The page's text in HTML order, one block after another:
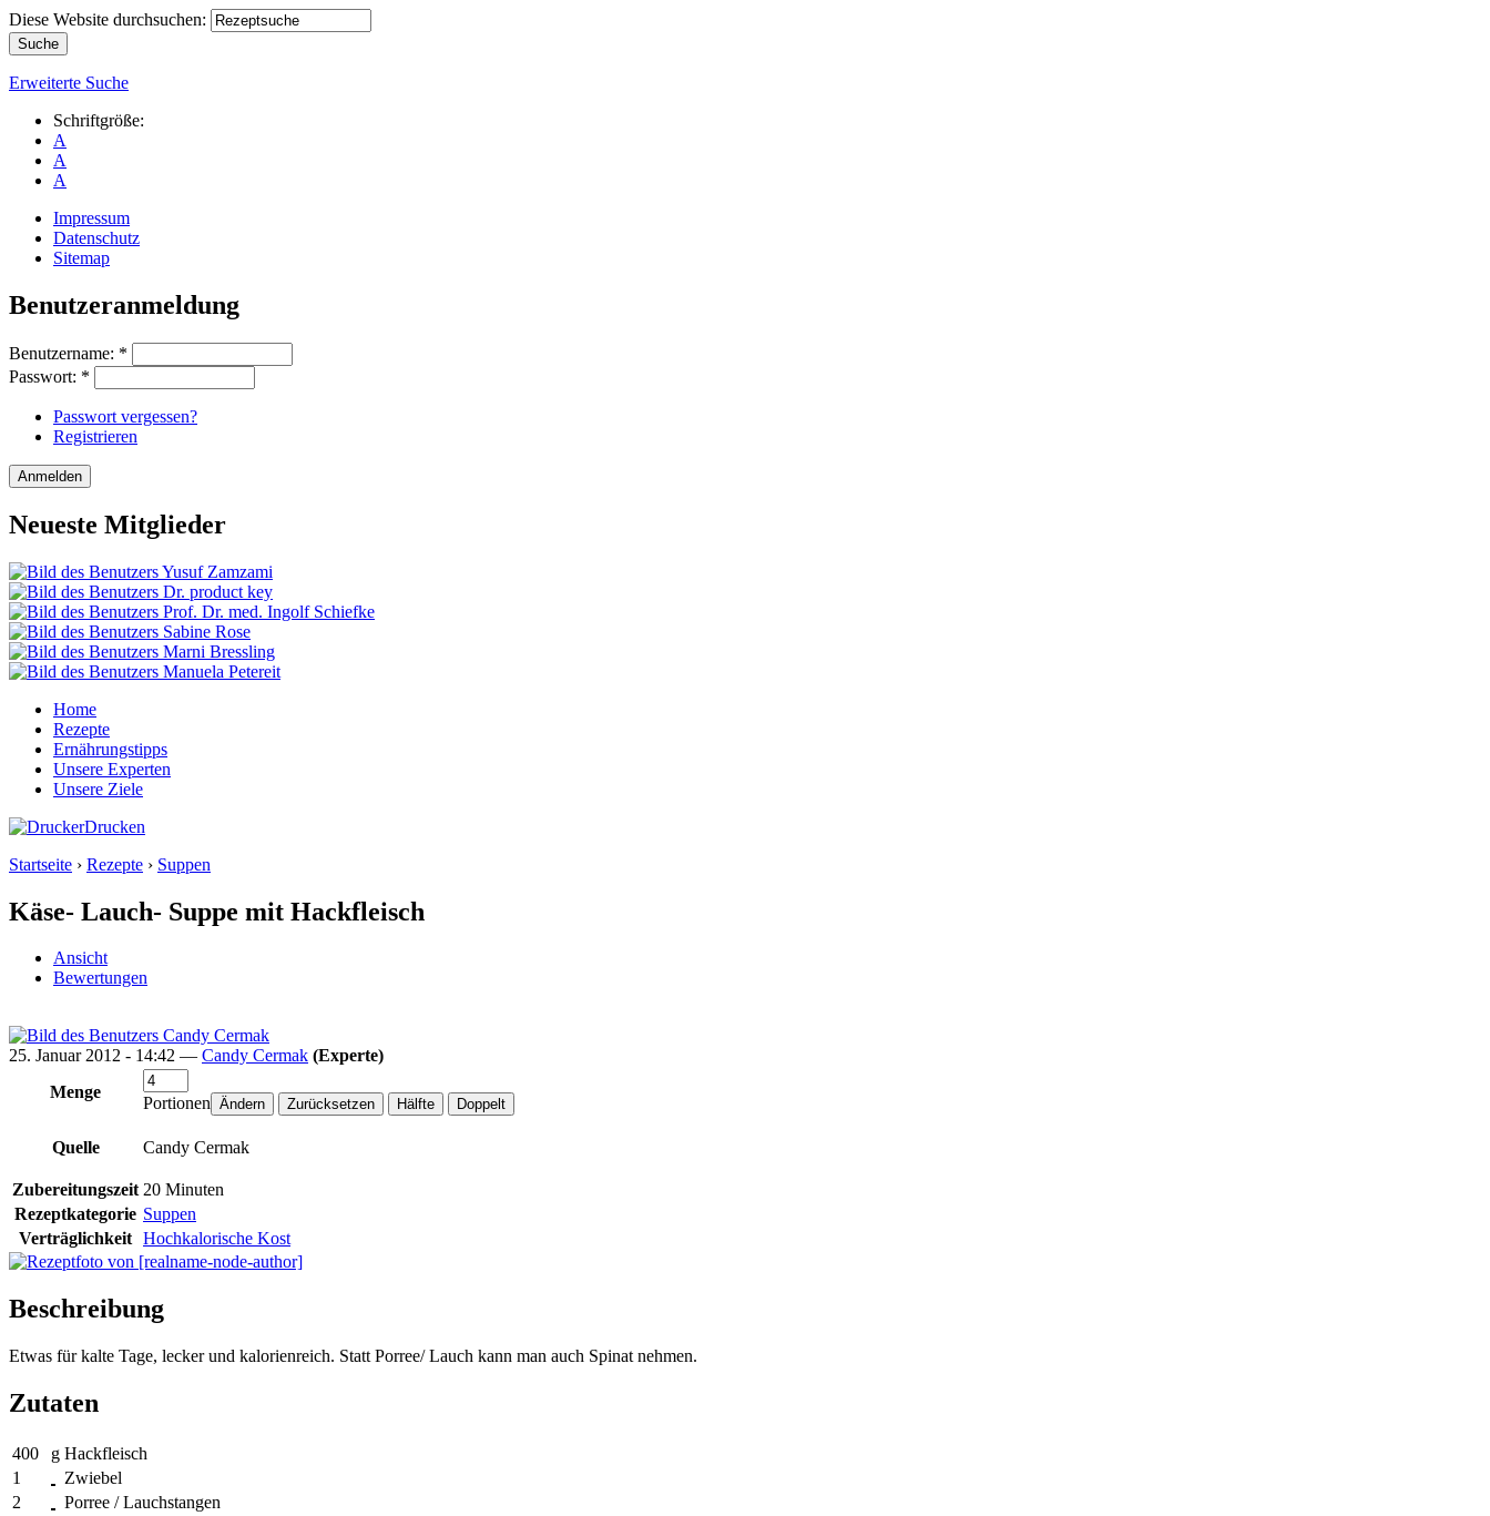
Diese Website durchsuchen:
Erweiterte Suche
Schriftgröße:
A
A
A
Impressum
Datenschutz
Sitemap
Benutzeranmeldung
Benutzername: *
Passwort: *
Passwort vergessen?
Registrieren
Neueste Mitglieder
Home
Rezepte
Ernährungstipps
Unsere Experten
Unsere Ziele
Drucken
Startseite › Rezepte › Suppen
Käse- Lauch- Suppe mit Hackfleisch
Ansicht
Bewertungen
25. Januar 2012 - 14:42 — Candy Cermak (Experte)
Menge
Portionen
Quelle Candy Cermak
Zubereitungszeit 20 Minuten
Rezeptkategorie Suppen
Verträglichkeit Hochkalorische Kost
Beschreibung
Etwas für kalte Tage, lecker und kalorienreich. Statt Porree/ Lauch kann man auch Spinat nehmen.
Zutaten
400 g Hackfleisch
1
Zwiebel
2
Porree / Lauchstangen